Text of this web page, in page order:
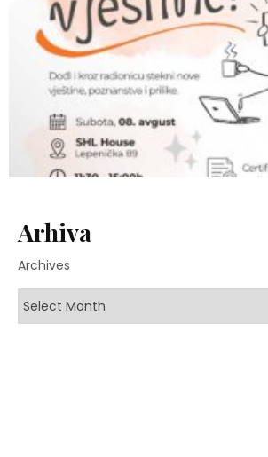
Arhiva
Archives